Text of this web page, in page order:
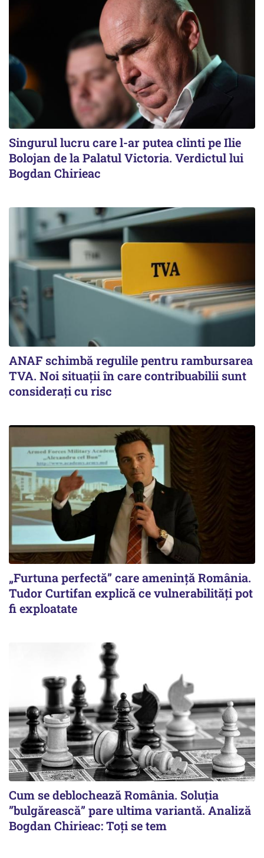
Singurul lucru care l-ar putea clinti pe Ilie
Bolojan de la Palatul Victoria. Verdictul lui
Bogdan Chirieac
ANAF schimbă regulile pentru rambursarea
TVA. Noi situaţii în care contribuabilii sunt
consideraţi cu risc
„Furtuna perfectă” care amenință România.
Tudor Curtifan explică ce vulnerabilități pot
fi exploatate
Cum se deblochează România. Soluția
”bulgărească” pare ultima variantă. Analiză
Bogdan Chirieac: Toți se tem